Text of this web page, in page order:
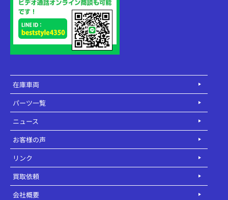
在庫車両
パーツ一覧
ニュース
お客様の声
リンク
買取依頼
会社概要